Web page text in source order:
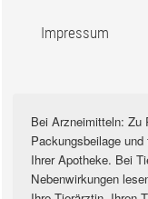
Impressum
Bei Arzneimitteln: Zu
Packungsbeilage
Ihrer Apotheke. Bei
Nebenwirkungen